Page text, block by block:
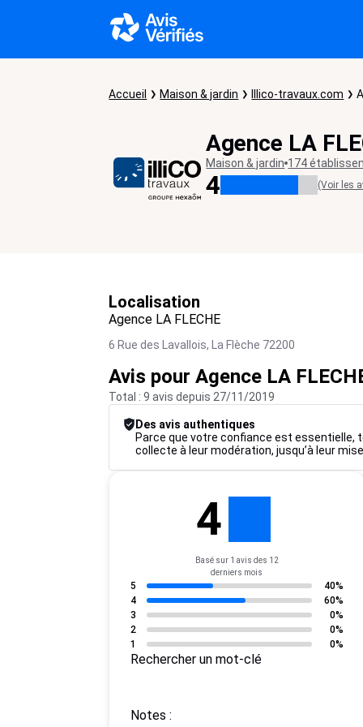
Accueil Maison & jardin Illico-travaux.com
Agence LA
Maison & jardin 174
4 (Voir les
Localisation
Agence LA FLECHE
6 Rue des Lavallois, La Flèche 72200
Avis pour Agence LA
Total : 9 avis depuis 27/11/2019
Des avis authentiques
Parce que votre confiance est essentielle,
collecte à leur modération, jusqu’à leur
4
Basé sur 1 avis des 12
derniers mois
5
40%
4
60%
3
0%
2
0%
1
0%
Rechercher un mot-clé
Notes :